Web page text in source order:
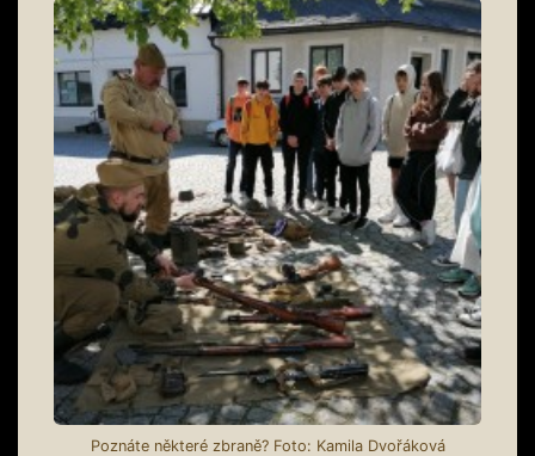
Poznáte některé zbraně? Foto: Kamila Dvořáková